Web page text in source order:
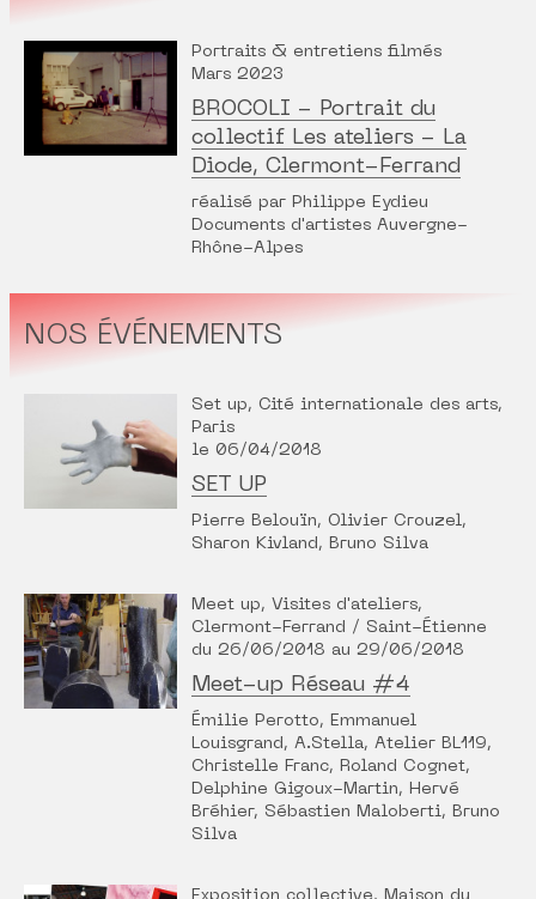
Portraits & entretiens filmés
Mars 2023
BROCOLI - Portrait du
collectif Les ateliers - La
Diode, Clermont-Ferrand
réalisé par Philippe Eydieu
Documents d'artistes Auvergne-
Rhône-Alpes
NOS ÉVÉNEMENTS
Set up, Cité internationale des arts,
Paris
le 06/04/2018
SET UP
Pierre Belouïn, Olivier Crouzel,
Sharon Kivland, Bruno Silva
Meet up, Visites d'ateliers,
Clermont-Ferrand / Saint-Étienne
du 26/06/2018 au 29/06/2018
Meet-up Réseau #4
Émilie Perotto, Emmanuel
Louisgrand, A.Stella, Atelier BL119,
Christelle Franc, Roland Cognet,
Delphine Gigoux-Martin, Hervé
Bréhier, Sébastien Maloberti, Bruno
Silva